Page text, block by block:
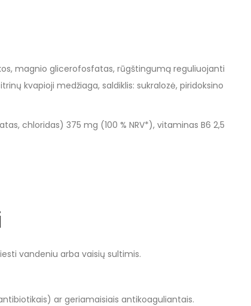
magnio glicerofosfatas, rūgštingumą reguliuojanti
kvapioji medžiaga, saldiklis: sukralozė, piridoksino
chloridas) 375 mg (100 % NRV*), vitaminas B6 2,5
vandeniu arba vaisių sultimis.
ar geriamaisiais antikoaguliantais.